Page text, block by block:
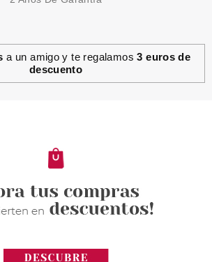
a un amigo y te regalamos3 euros de
descuento